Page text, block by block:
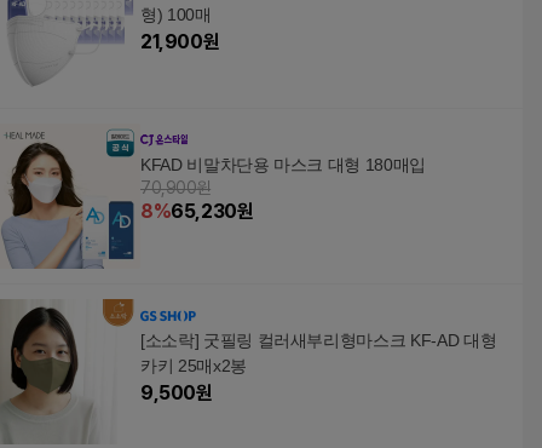
형) 100매
21,900원
KFAD 비말차단용 마스크 대형 180매입
70,900원
8%65,230원
[소소락] 굿필링 컬러새부리형마스크 KF-AD 대형
카키 25매x2봉
9,500원